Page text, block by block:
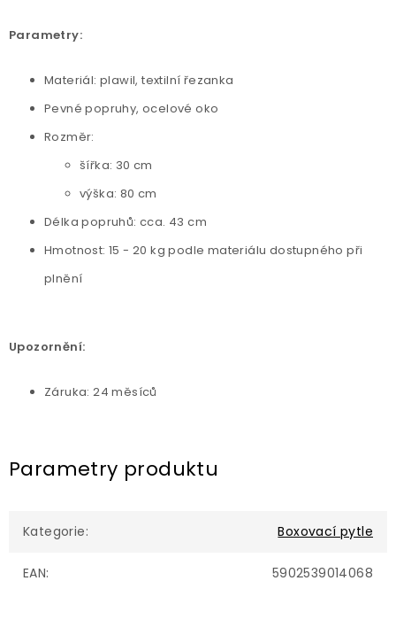
Parametry:
Materiál: plawil, textilní řezanka
Pevné popruhy, ocelové oko
Rozměr:
šířka: 30 cm
výška: 80 cm
Délka popruhů: cca. 43 cm
Hmotnost: 15 - 20 kg podle materiálu dostupného při
plnění
Upozornění:
Záruka: 24 měsíců
Parametry produktu
Kategorie: Boxovací pytle
EAN: 5902539014068